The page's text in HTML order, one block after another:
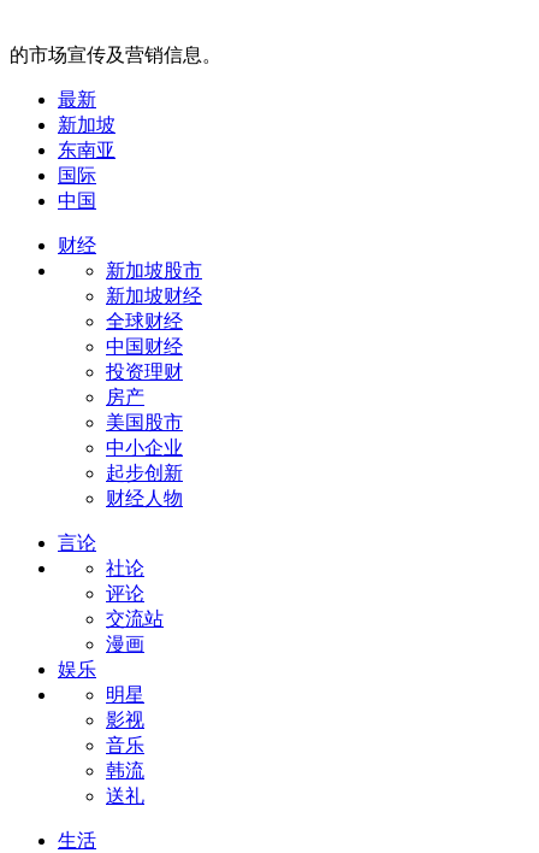
的市场宣传及营销信息。
最新
新加坡
东南亚
国际
中国
财经
新加坡股市
新加坡财经
全球财经
中国财经
投资理财
房产
美国股市
中小企业
起步创新
财经人物
言论
社论
评论
交流站
漫画
娱乐
明星
影视
音乐
韩流
送礼
生活